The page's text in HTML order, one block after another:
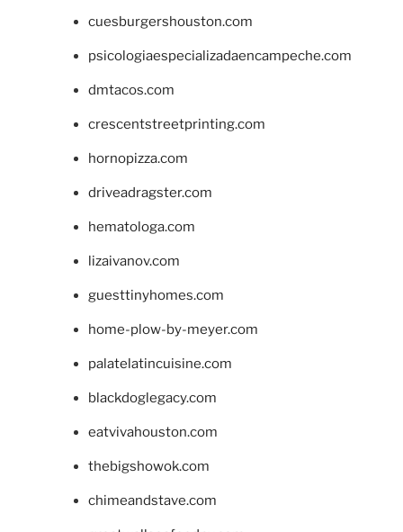
cuesburgershouston.com
psicologiaespecializadaencampeche.com
dmtacos.com
crescentstreetprinting.com
hornopizza.com
driveadragster.com
hematologa.com
lizaivanov.com
guesttinyhomes.com
home-plow-by-meyer.com
palatelatincuisine.com
blackdoglegacy.com
eatvivahouston.com
thebigshowok.com
chimeandstave.com